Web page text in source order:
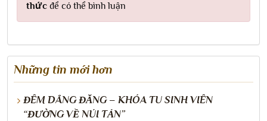
thức để có thể bình luận
Những tin mới hơn
ĐÊM DÂNG ĐĂNG – KHÓA TU SINH VIÊN
“ĐƯỜNG VỀ NÚI TẢN”